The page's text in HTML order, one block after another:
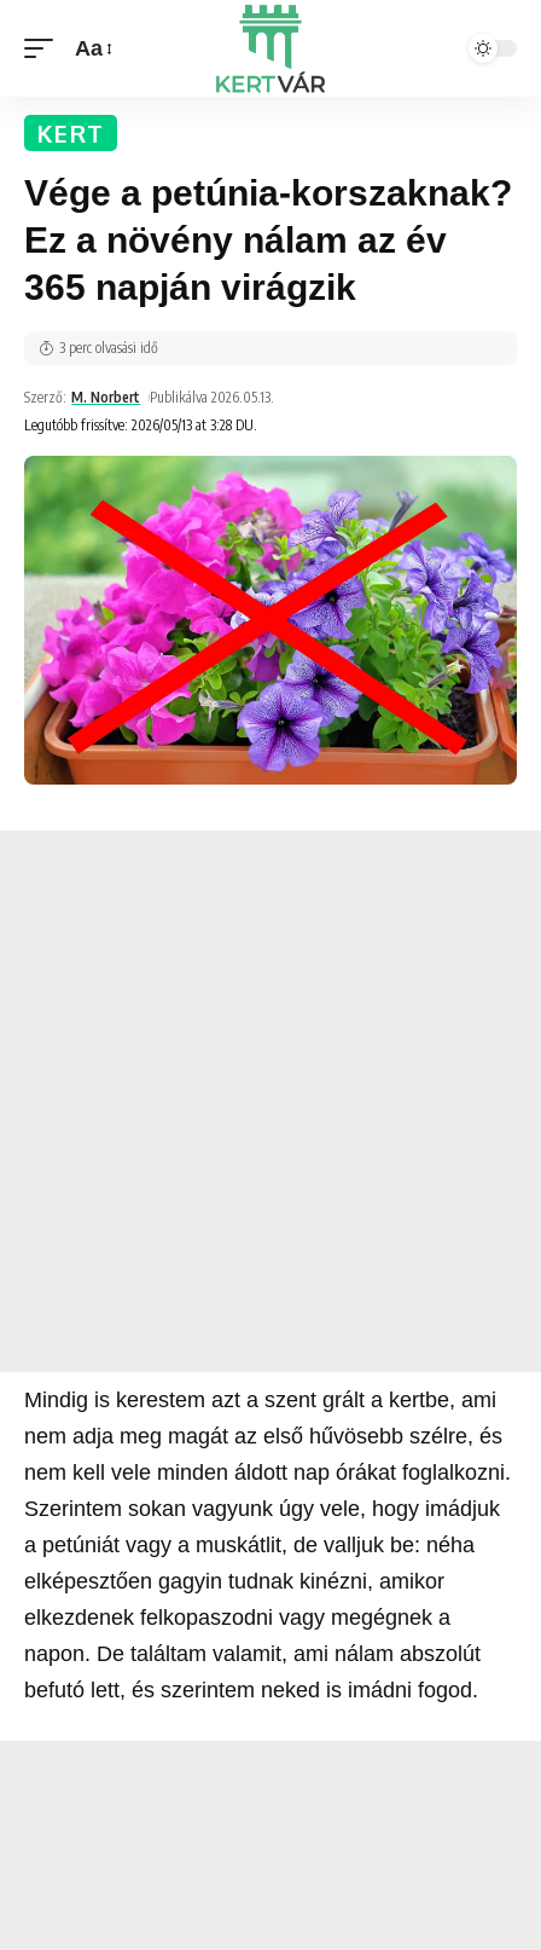
Aa
KERT
Vége a petúnia-korszaknak?
Ez a növény nálam az év
365 napján virágzik
Legutóbb frissítve: 2026/05/13 at 3:28 DU.
Szerző: M. Norbert Publikálva 2026.05.13.
3 perc olvasási idő
Mindig is kerestem azt a szent grált a kertbe, ami
nem adja meg magát az első hűvösebb szélre, és
nem kell vele minden áldott nap órákat foglalkozni.
Szerintem sokan vagyunk úgy vele, hogy imádjuk
a petúniát vagy a muskátlit, de valljuk be: néha
elképesztően gagyin tudnak kinézni, amikor
elkezdenek felkopaszodni vagy megégnek a
napon. De találtam valamit, ami nálam abszolút
befutó lett, és szerintem neked is imádni fogod.